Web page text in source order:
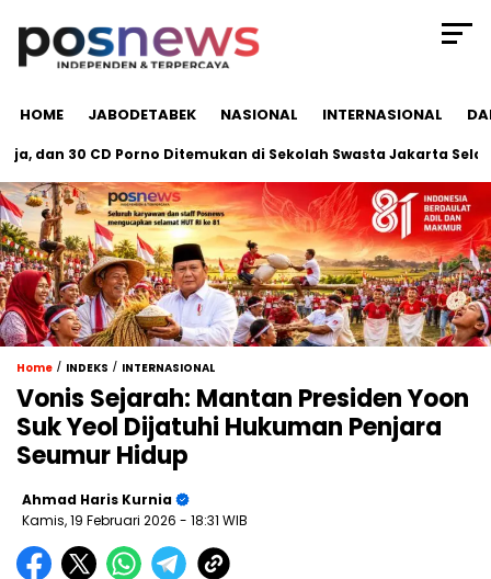
HOME JABODETABEK NASIONAL INTERNASIONAL
30 CD Porno Ditemukan di Sekolah Swasta Jakarta Selatan
Home / INDEKS / INTERNASIONAL
Vonis Sejarah: Mantan Presiden Yoon
Suk Yeol Dijatuhi Hukuman Penjara
Seumur Hidup
Ahmad Haris Kurnia
Kamis, 19 Februari 2026 - 18:31 WIB